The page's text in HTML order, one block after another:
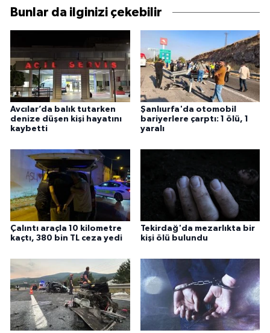
Bunlar da ilginizi çekebilir
Avcılar’da balık tutarken
denize düşen kişi hayatını
kaybetti
Şanlıurfa'da otomobil
bariyerlere çarptı: 1 ölü, 1
yaralı
Çalıntı araçla 10 kilometre
kaçtı, 380 bin TL ceza yedi
Tekirdağ'da mezarlıkta bir
kişi ölü bulundu